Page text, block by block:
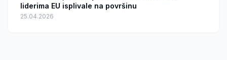
liderima EU isplivale na površinu
25.04.2026